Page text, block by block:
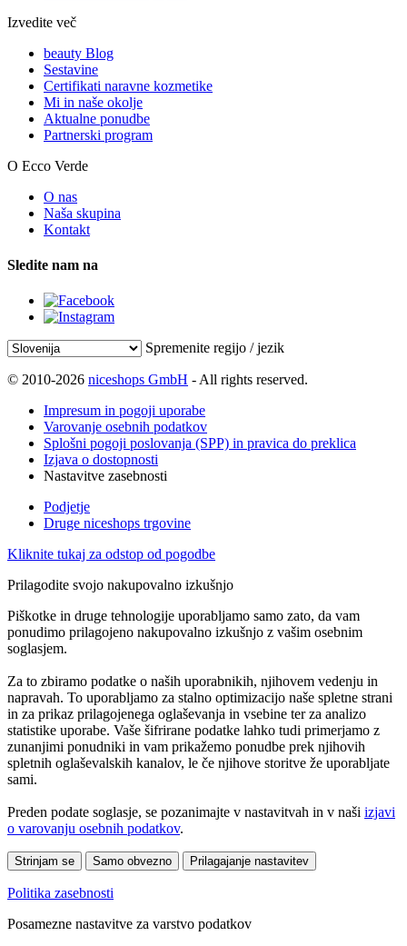
Izvedite več
beauty Blog
Sestavine
Certifikati naravne kozmetike
Mi in naše okolje
Aktualne ponudbe
Partnerski program
O Ecco Verde
O nas
Naša skupina
Kontakt
Sledite nam na
Spremenite regijo / jezik
© 2010-2026 niceshops GmbH - All rights reserved.
Impresum in pogoji uporabe
Varovanje osebnih podatkov
Splošni pogoji poslovanja (SPP) in pravica do preklica
Izjava o dostopnosti
Nastavitve zasebnosti
Podjetje
Druge niceshops trgovine
Kliknite tukaj za odstop od pogodbe
Prilagodite svojo nakupovalno izkušnjo
Piškotke in druge tehnologije uporabljamo samo zato, da vam
ponudimo prilagojeno nakupovalno izkušnjo z vašim osebnim
soglasjem.
Za to zbiramo podatke o naših uporabnikih, njihovem vedenju in
napravah. To uporabljamo za stalno optimizacijo naše spletne strani
in za prikaz prilagojenega oglaševanja in vsebine ter za analizo
statistike uporabe. Vaše šifrirane podatke lahko tudi primerjamo z
zunanjimi ponudniki in vam prikažemo ponudbe prek njihovih
spletnih oglaševalskih kanalov, le če njihove storitve že uporabljate
sami.
Preden podate soglasje, se pozanimajte v nastavitvah in v naši izjavi
o varovanju osebnih podatkov.
Strinjam se Samo obvezno Prilagajanje nastavitev
Politika zasebnosti
Posamezne nastavitve za varstvo podatkov